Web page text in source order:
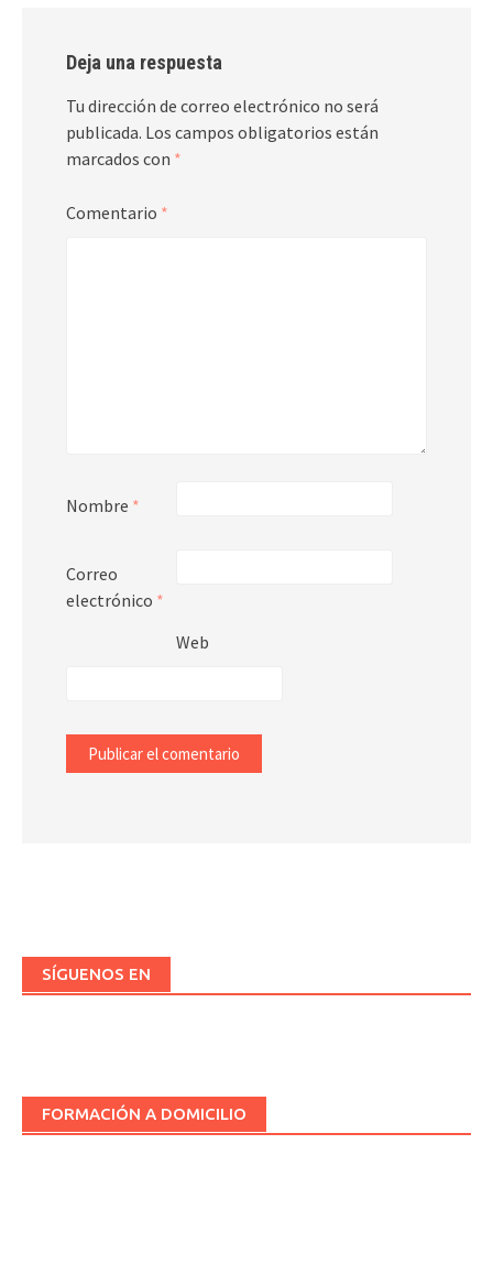
Deja una respuesta
Tu dirección de correo electrónico no será
publicada. Los campos obligatorios están
marcados con *
Comentario *
Nombre *
Correo
electrónico *
Web
SÍGUENOS EN
FORMACIÓN A DOMICILIO